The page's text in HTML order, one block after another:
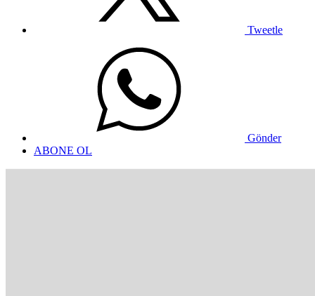
Tweetle
Gönder
ABONE OL